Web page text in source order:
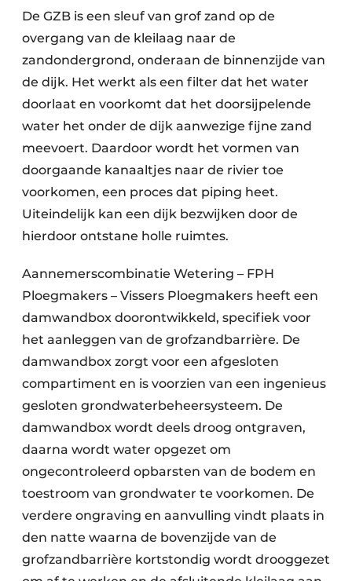
De GZB is een sleuf van grof zand op de
overgang van de kleilaag naar de
zandondergrond, onderaan de binnenzijde van
de dijk. Het werkt als een filter dat het water
doorlaat en voorkomt dat het doorsijpelende
water het onder de dijk aanwezige fijne zand
meevoert. Daardoor wordt het vormen van
doorgaande kanaaltjes naar de rivier toe
voorkomen, een proces dat piping heet.
Uiteindelijk kan een dijk bezwijken door de
hierdoor ontstane holle ruimtes.
Aannemerscombinatie Wetering – FPH
Ploegmakers – Vissers Ploegmakers heeft een
damwandbox doorontwikkeld, specifiek voor
het aanleggen van de grofzandbarrière. De
damwandbox zorgt voor een afgesloten
compartiment en is voorzien van een ingenieus
gesloten grondwaterbeheersysteem. De
damwandbox wordt deels droog ontgraven,
daarna wordt water opgezet om
ongecontroleerd opbarsten van de bodem en
toestroom van grondwater te voorkomen. De
verdere ongraving en aanvulling vindt plaats in
den natte waarna de bovenzijde van de
grofzandbarrière kortstondig wordt drooggezet